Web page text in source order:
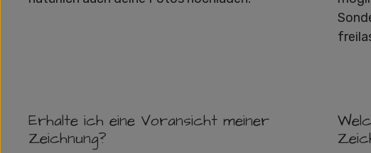
Erhalte ich eine Voransicht meiner
Zeichnung?